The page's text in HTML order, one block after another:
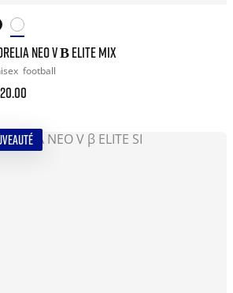
NEO V Β ELITE MIX
football